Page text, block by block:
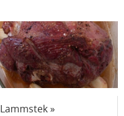
Lammstek